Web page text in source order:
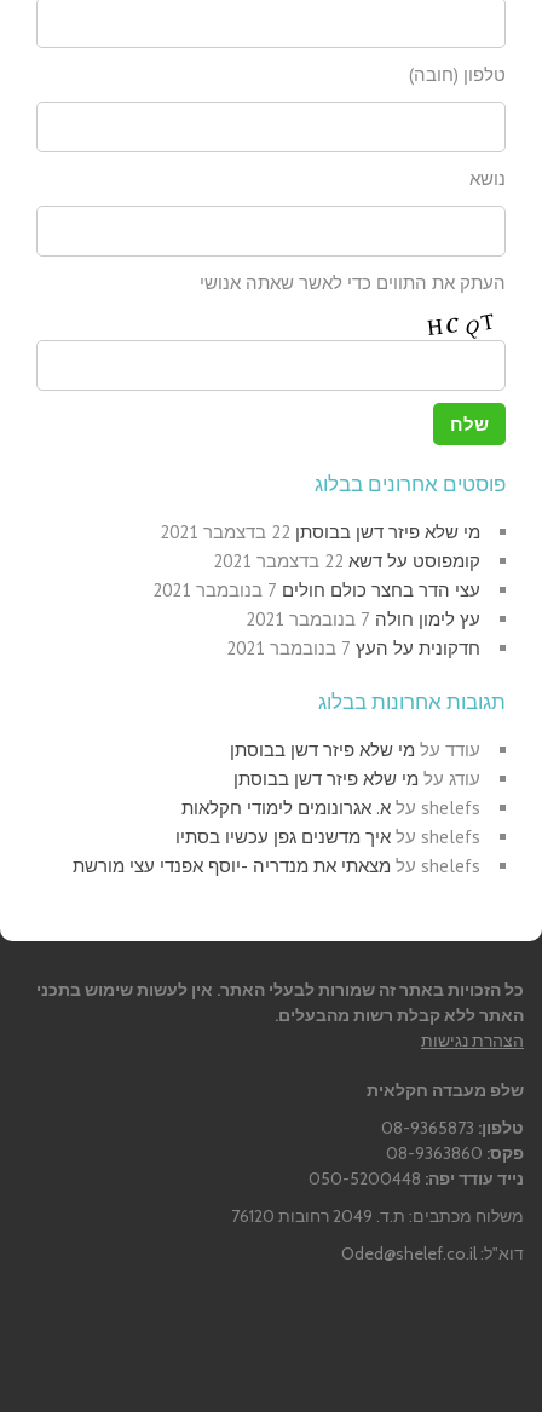
טלפון (חובה)
נושא
העתק את התווים כדי לאשר שאתה אנושי
פוסטים אחרונים בבלוג
מי שלא פיזר דשן בבוסתן 22 בדצמבר 2021
קומפוסט על דשא 22 בדצמבר 2021
עצי הדר בחצר כולם חולים 7 בנובמבר 2021
עץ לימון חולה 7 בנובמבר 2021
חדקונית על העץ 7 בנובמבר 2021
תגובות אחרונות בבלוג
עודד על מי שלא פיזר דשן בבוסתן
עודג על מי שלא פיזר דשן בבוסתן
shelefs על א. אגרונומים לימודי חקלאות
shelefs על איך מדשנים גפן עכשיו בסתיו
shelefs על מצאתי את מנדריה -יוסף אפנדי עצי מורשת
כל הזכויות באתר זה שמורות לבעלי האתר. אין לעשות שימוש בתכני
האתר ללא קבלת רשות מהבעלים.
הצהרת נגישות
שלפ מעבדה חקלאית
טלפון:
פקס:
נייד עודד יפה:
משלוח מכתבים: ת.ד. 2049 רחובות 76120
דוא"ל: Oded@shelef.co.il